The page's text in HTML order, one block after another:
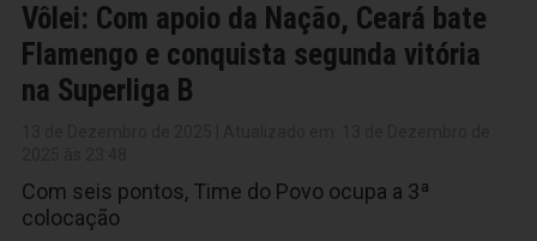
Vôlei: Com apoio da Nação, Ceará bate
Flamengo e conquista segunda vitória
na Superliga B
Com seis pontos, Time do Povo ocupa a 3ª
colocação